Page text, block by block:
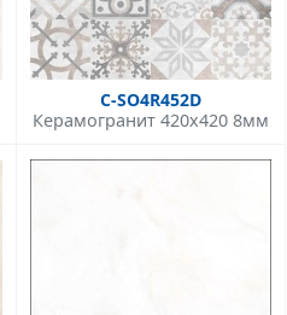
C-SO4R452D
Керамогранит 420x420 8мм